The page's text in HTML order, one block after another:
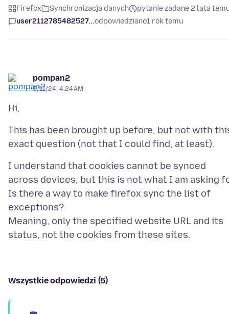
Firefox Synchronizacja danych
pytanie zadane 2 lata
user2112785482527...odpowiedziano1 rok temu
pompan2
5/11/24, 4:24 AM
This has been brought up before, but not with
I understand that cookies cannot be synced
across devices, but this is not what I am asking
Is there a way to make firefox sync the list of
exceptions?
Meaning, only the specified website URL and its
Wszystkie odpowiedzi (5)